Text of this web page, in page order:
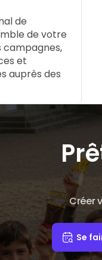
de
de votre
campagnes,
et
auprès des
Créer
Se